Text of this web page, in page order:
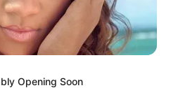
Opening Soon